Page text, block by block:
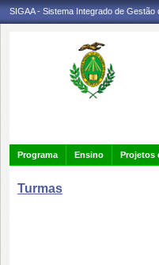
SIGAA - Sistema Integrado de Gestão
Programa Ensino Projetos
Turmas